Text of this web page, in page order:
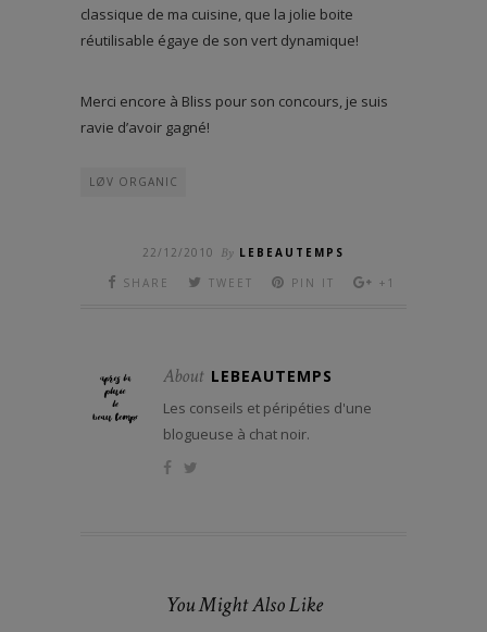
classique de ma cuisine, que la jolie boite
réutilisable égaye de son vert dynamique!
Merci encore à Bliss pour son concours, je suis
ravie d’avoir gagné!
LØV ORGANIC
22/12/2010 By LEBEAUTEMPS
SHARE
TWEET PIN IT +1
About LEBEAUTEMPS
Les conseils et péripéties d'une
blogueuse à chat noir.
You Might Also Like